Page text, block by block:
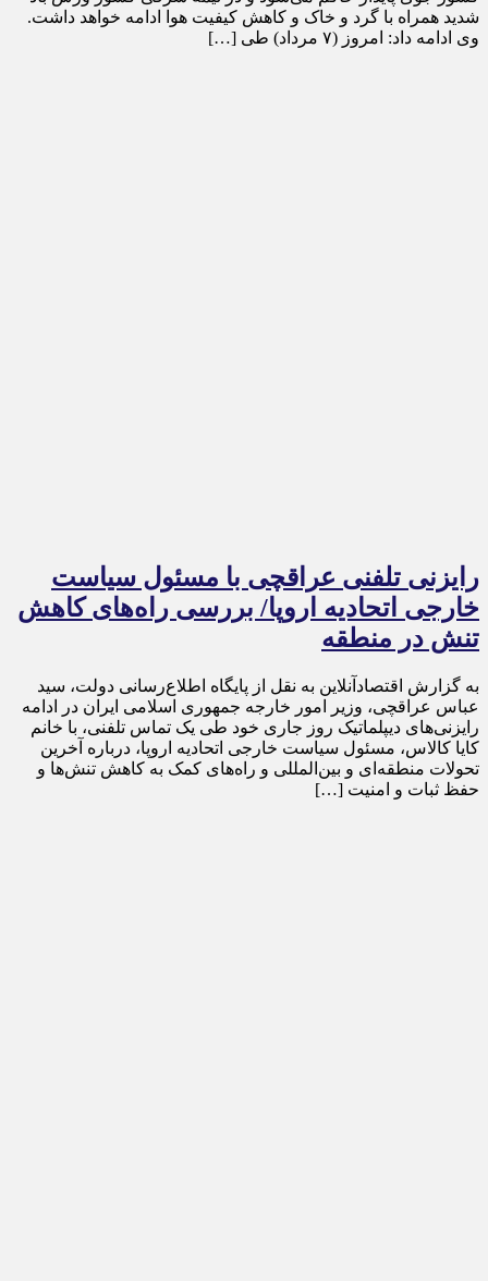
شدید همراه با گرد و خاک و کاهش کیفیت هوا ادامه خواهد داشت.
وی ادامه داد: امروز (۷ مرداد) طی […]
رایزنی تلفنی عراقچی با مسئول سیاست
خارجی اتحادیه اروپا/ بررسی راه‌های کاهش
تنش در منطقه
به گزارش اقتصادآنلاین به نقل از پایگاه اطلاع‌رسانی دولت، سید
عباس عراقچی، وزیر امور خارجه جمهوری اسلامی ایران در ادامه
رایزنی‌های دیپلماتیک روز جاری خود طی یک تماس تلفنی، با خانم
کایا کالاس، مسئول سیاست خارجی اتحادیه اروپا، درباره آخرین
تحولات منطقه‌ای و بین‌المللی و راه‌های کمک به کاهش تنش‌ها و
حفظ ثبات و امنیت […]